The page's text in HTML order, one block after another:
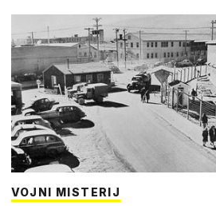
VOJNI MISTERIJ